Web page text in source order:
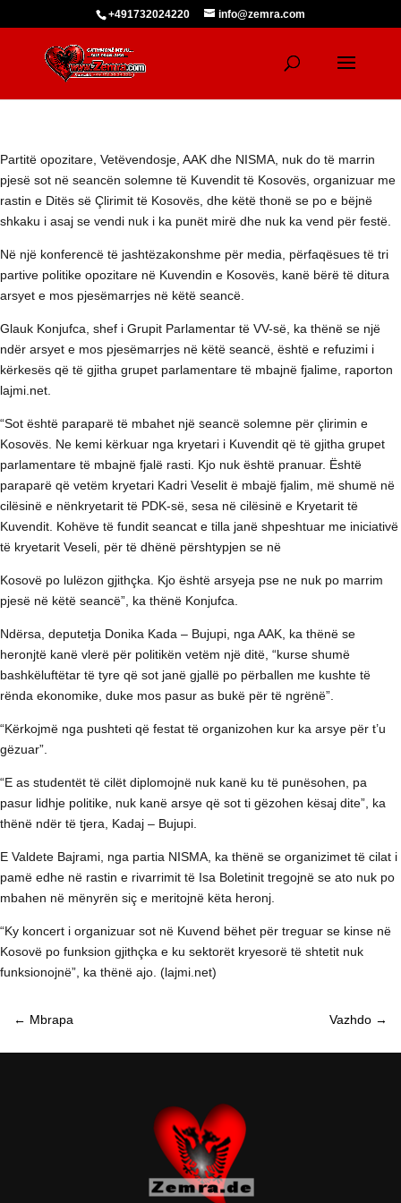
+491732024220 info@zemra.com
Partitë opozitare, Vetëvendosje, AAK dhe NISMA, nuk do të marrin
pjesë sot në seancën solemne të Kuvendit të Kosovës, organizuar me
rastin e Ditës së Çlirimit të Kosovës, dhe këtë thonë se po e bëjnë
shkaku i asaj se vendi nuk i ka punët mirë dhe nuk ka vend për festë.
Në një konferencë të jashtëzakonshme për media, përfaqësues të tri
partive politike opozitare në Kuvendin e Kosovës, kanë bërë të ditura
arsyet e mos pjesëmarrjes në këtë seancë.
Glauk Konjufca, shef i Grupit Parlamentar të VV-së, ka thënë se një
ndër arsyet e mos pjesëmarrjes në këtë seancë, është e refuzimi i
kërkesës që të gjitha grupet parlamentare të mbajnë fjalime, raporton
lajmi.net.
“Sot është paraparë të mbahet një seancë solemne për çlirimin e
Kosovës. Ne kemi kërkuar nga kryetari i Kuvendit që të gjitha grupet
parlamentare të mbajnë fjalë rasti. Kjo nuk është pranuar. Është
paraparë që vetëm kryetari Kadri Veselit ë mbajë fjalim, më shumë në
cilësinë e nënkryetarit të PDK-së, sesa në cilësinë e Kryetarit të
Kuvendit. Kohëve të fundit seancat e tilla janë shpeshtuar me iniciativë
të kryetarit Veseli, për të dhënë përshtypjen se në
Kosovë po lulëzon gjithçka. Kjo është arsyeja pse ne nuk po marrim
pjesë në këtë seancë”, ka thënë Konjufca.
Ndërsa, deputetja Donika Kada – Bujupi, nga AAK, ka thënë se
heronjtë kanë vlerë për politikën vetëm një ditë, “kurse shumë
bashkëluftëtar të tyre që sot janë gjallë po përballen me kushte të
rënda ekonomike, duke mos pasur as bukë për të ngrënë”.
“Kërkojmë nga pushteti që festat të organizohen kur ka arsye për t’u
gëzuar”.
“E as studentët të cilët diplomojnë nuk kanë ku të punësohen, pa
pasur lidhje politike, nuk kanë arsye që sot ti gëzohen kësaj dite”, ka
thënë ndër të tjera, Kadaj – Bujupi.
E Valdete Bajrami, nga partia NISMA, ka thënë se organizimet të cilat i
pamë edhe në rastin e rivarrimit të Isa Boletinit tregojnë se ato nuk po
mbahen në mënyrën siç e meritojnë këta heronj.
“Ky koncert i organizuar sot në Kuvend bëhet për treguar se kinse në
Kosovë po funksion gjithçka e ku sektorët kryesorë të shtetit nuk
funksionojnë”, ka thënë ajo. (lajmi.net)
← Mbrapa Vazhdo →